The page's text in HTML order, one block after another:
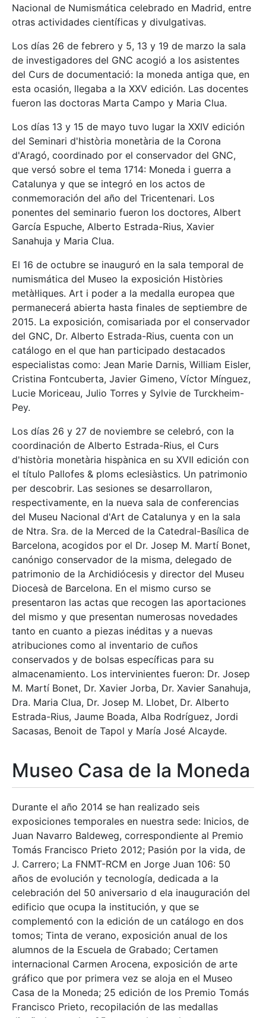
Nacional de Numismática celebrado en Madrid, entre
otras actividades científicas y divulgativas.
Los días 26 de febrero y 5, 13 y 19 de marzo la sala
de investigadores del GNC acogió a los asistentes
del Curs de documentació: la moneda antiga que, en
esta ocasión, llegaba a la XXV edición. Las docentes
fueron las doctoras Marta Campo y Maria Clua.
Los días 13 y 15 de mayo tuvo lugar la XXIV edición
del Seminari d'història monetària de la Corona
d'Aragó, coordinado por el conservador del GNC,
que versó sobre el tema 1714: Moneda i guerra a
Catalunya y que se integró en los actos de
conmemoración del año del Tricentenari. Los
ponentes del seminario fueron los doctores, Albert
García Espuche, Alberto Estrada-Rius, Xavier
Sanahuja y Maria Clua.
El 16 de octubre se inauguró en la sala temporal de
numismática del Museo la exposición Històries
metàl·liques. Art i poder a la medalla europea que
permanecerá abierta hasta finales de septiembre de
2015. La exposición, comisariada por el conservador
del GNC, Dr. Alberto Estrada-Rius, cuenta con un
catálogo en el que han participado destacados
especialistas como: Jean Marie Darnis, William Eisler,
Cristina Fontcuberta, Javier Gimeno, Víctor Mínguez,
Lucie Moriceau, Julio Torres y Sylvie de Turckheim-
Pey.
Los días 26 y 27 de noviembre se celebró, con la
coordinación de Alberto Estrada-Rius, el Curs
d'història monetària hispànica en su XVII edición con
el título Pallofes & ploms eclesiàstics. Un patrimonio
per descobrir. Las sesiones se desarrollaron,
respectivamente, en la nueva sala de conferencias
del Museu Nacional d'Art de Catalunya y en la sala
de Ntra. Sra. de la Merced de la Catedral-Basílica de
Barcelona, acogidos por el Dr. Josep M. Martí Bonet,
canónigo conservador de la misma, delegado de
patrimonio de la Archidiócesis y director del Museu
Diocesà de Barcelona. En el mismo curso se
presentaron las actas que recogen las aportaciones
del mismo y que presentan numerosas novedades
tanto en cuanto a piezas inéditas y a nuevas
atribuciones como al inventario de cuños
conservados y de bolsas específicas para su
almacenamiento. Los intervinientes fueron: Dr. Josep
M. Martí Bonet, Dr. Xavier Jorba, Dr. Xavier Sanahuja,
Dra. Maria Clua, Dr. Josep M. Llobet, Dr. Alberto
Estrada-Rius, Jaume Boada, Alba Rodríguez, Jordi
Sacasas, Benoit de Tapol y María José Alcayde.
Museo Casa de la Moneda
Durante el año 2014 se han realizado seis
exposiciones temporales en nuestra sede: Inicios, de
Juan Navarro Baldeweg, correspondiente al Premio
Tomás Francisco Prieto 2012; Pasión por la vida, de
J. Carrero; La FNMT-RCM en Jorge Juan 106: 50
años de evolución y tecnología, dedicada a la
celebración del 50 aniversario d ela inauguración del
edificio que ocupa la institución, y que se
complementó con la edición de un catálogo en dos
tomos; Tinta de verano, exposición anual de los
alumnos de la Escuela de Grabado; Certamen
internacional Carmen Arocena, exposición de arte
gráfico que por primera vez se aloja en el Museo
Casa de la Moneda; 25 edición de los Premio Tomás
Francisco Prieto, recopilación de las medallas